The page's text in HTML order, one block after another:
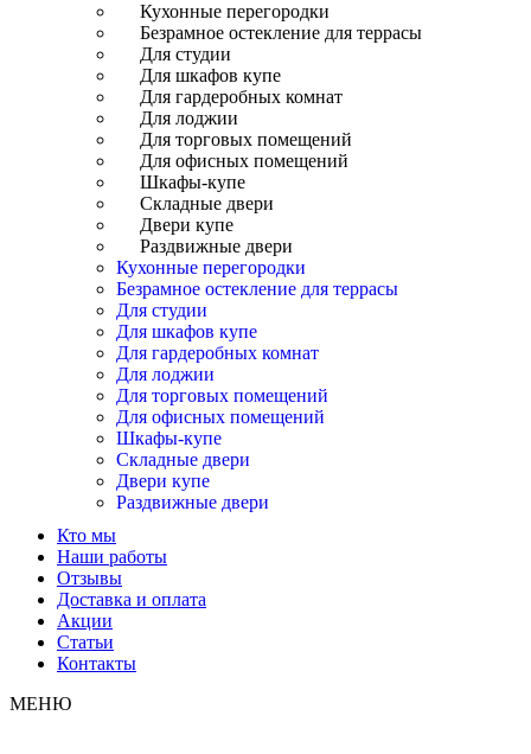
Кухонные перегородки
Безрамное остекление для террасы
Для студии
Для шкафов купе
Для гардеробных комнат
Для лоджии
Для торговых помещений
Для офисных помещений
Шкафы-купе
Складные двери
Двери купе
Раздвижные двери
Кухонные перегородки
Безрамное остекление для террасы
Для студии
Для шкафов купе
Для гардеробных комнат
Для лоджии
Для торговых помещений
Для офисных помещений
Шкафы-купе
Складные двери
Двери купе
Раздвижные двери
Кто мы
Наши работы
Отзывы
Доставка и оплата
Акции
Статьи
Контакты
МЕНЮ